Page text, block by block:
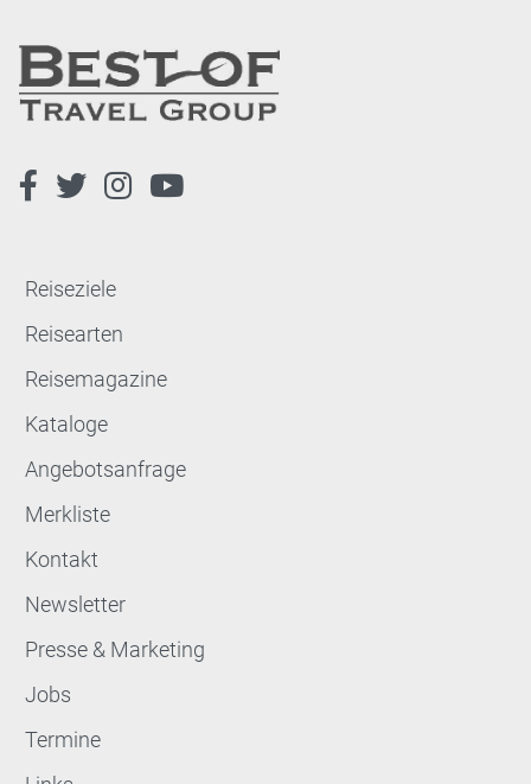
Reiseziele
Reisearten
Reisemagazine
Kataloge
Angebotsanfrage
Merkliste
Kontakt
Newsletter
Presse & Marketing
Jobs
Termine